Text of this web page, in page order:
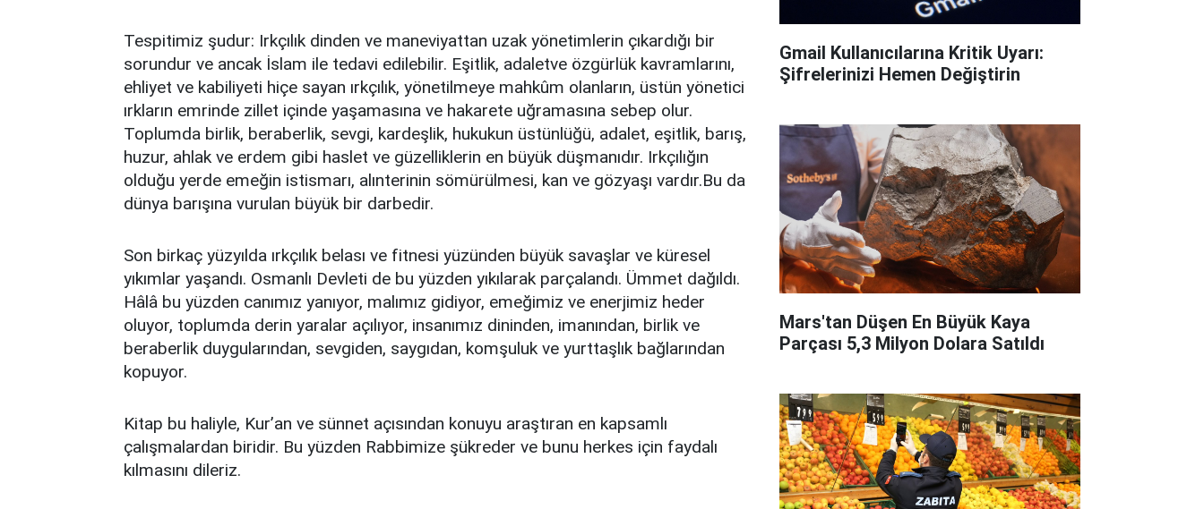
Tespitimiz şudur: Irkçılık dinden ve maneviyattan uzak yönetimlerin çıkardığı bir
sorundur ve ancak İslam ile tedavi edilebilir. Eşitlik, adaletve özgürlük kavramlarını,
ehliyet ve kabiliyeti hiçe sayan ırkçılık, yönetilmeye mahkûm olanların, üstün yönetici
ırkların emrinde zillet içinde yaşamasına ve hakarete uğramasına sebep olur.
Toplumda birlik, beraberlik, sevgi, kardeşlik, hukukun üstünlüğü, adalet, eşitlik, barış,
huzur, ahlak ve erdem gibi haslet ve güzelliklerin en büyük düşmanıdır. Irkçılığın
olduğu yerde emeğin istismarı, alınterinin sömürülmesi, kan ve gözyaşı vardır.Bu da
dünya barışına vurulan büyük bir darbedir.
Son birkaç yüzyılda ırkçılık belası ve fitnesi yüzünden büyük savaşlar ve küresel
yıkımlar yaşandı. Osmanlı Devleti de bu yüzden yıkılarak parçalandı. Ümmet dağıldı.
Hâlâ bu yüzden canımız yanıyor, malımız gidiyor, emeğimiz ve enerjimiz heder
oluyor, toplumda derin yaralar açılıyor, insanımız dininden, imanından, birlik ve
beraberlik duygularından, sevgiden, saygıdan, komşuluk ve yurttaşlık bağlarından
kopuyor.
Kitap bu haliyle, Kur’an ve sünnet açısından konuyu araştıran en kapsamlı
çalışmalardan biridir. Bu yüzden Rabbimize şükreder ve bunu herkes için faydalı
kılmasını dileriz.
Gmail Kullanıcılarına Kritik Uyarı:
Şifrelerinizi Hemen Değiştirin
Mars'tan Düşen En Büyük Kaya
Parçası 5,3 Milyon Dolara Satıldı